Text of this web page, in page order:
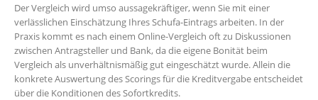
Der Vergleich wird umso aussagekräftiger, wenn Sie mit einer
verlässlichen Einschätzung Ihres Schufa-Eintrags arbeiten. In der
Praxis kommt es nach einem Online-Vergleich oft zu Diskussionen
zwischen Antragsteller und Bank, da die eigene Bonität beim
Vergleich als unverhältnismäßig gut eingeschätzt wurde. Allein die
konkrete Auswertung des Scorings für die Kreditvergabe entscheidet
über die Konditionen des Sofortkredits.